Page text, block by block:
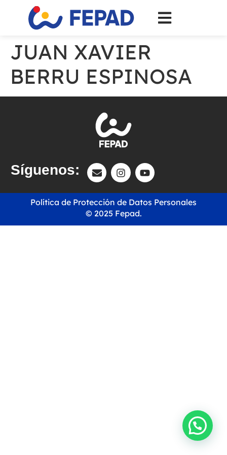
JUAN XAVIER
BERRU ESPINOSA
Síguenos:
© 2025 Fepad.
Política de Protección de Datos Personales